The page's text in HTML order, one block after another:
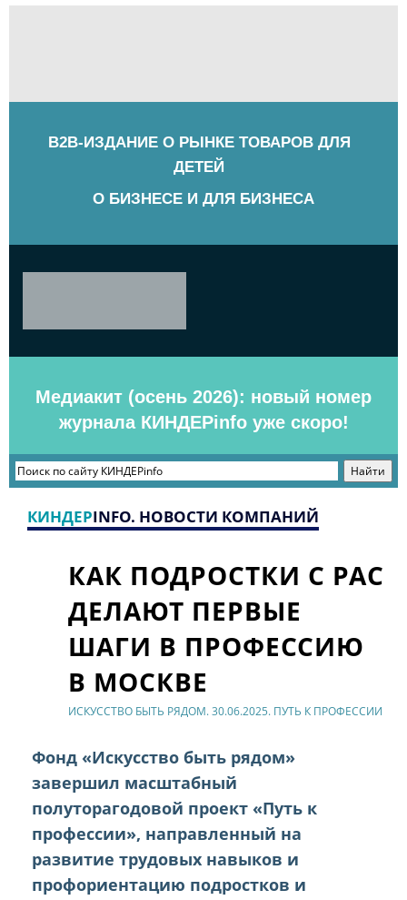
B2B-ИЗДАНИЕ О РЫНКЕ ТОВАРОВ ДЛЯ
ДЕТЕЙ
О БИЗНЕСЕ И ДЛЯ БИЗНЕСА
Медиакит (осень 2026): новый номер
журнала КИНДЕРinfo уже скоро!
КИНДЕРINFO. НОВОСТИ КОМПАНИЙ
КАК ПОДРОСТКИ С РАС
ДЕЛАЮТ ПЕРВЫЕ
ШАГИ В ПРОФЕССИЮ
В МОСКВЕ
ИСКУССТВО БЫТЬ РЯДОМ. 30.06.2025. ПУТЬ К ПРОФЕССИИ
Фонд «Искусство быть рядом»
завершил масштабный
полуторагодовой проект «Путь к
профессии», направленный на
развитие трудовых навыков и
профориентацию подростков и